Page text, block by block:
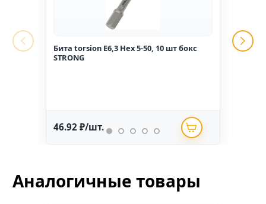
Бита torsion E6,3 Hex 5-50, 10 шт бокс
STRONG
46.92 ₽/шт.
Аналогичные товары